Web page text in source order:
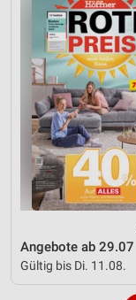
Angebote ab 29.07
Gültig bis Di. 11.08.